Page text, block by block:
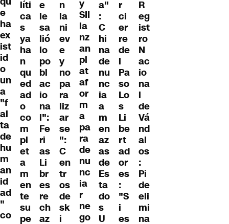
e
ha
ex
ist
id
o
un
a
"f
al
ta
de
hu
m
an
id
ad
"
co
líti
ca
s
ya
ha
n
qu
ed
ad
o
co
m
pl
et
a
m
en
te
su
pe
e
le
sa
lió
lo
po
bl
ac
io
na
l":
Fe
ri
as
Li
br
es
re
ch
az
n
la
ni
ev
e
y
no
pa
ra
liz
ar
se
":
C
en
tr
os
de
sk
i
y
SII
la
nz
an
pl
at
af
or
m
a
pa
ra
de
nu
nc
ia
r
ne
go
a"
:
C
hi
na
de
nu
nc
ia
a
m
en
az
as
de
Es
ta
do
s
U
r
ci
er
re
de
l
Pa
so
Lo
s
Li
be
rt
ad
or
es
:
"S
i
es
R
eg
ist
ro
N
ac
io
na
l
de
Vá
nd
al
os
:
Pi
de
eli
mi
na